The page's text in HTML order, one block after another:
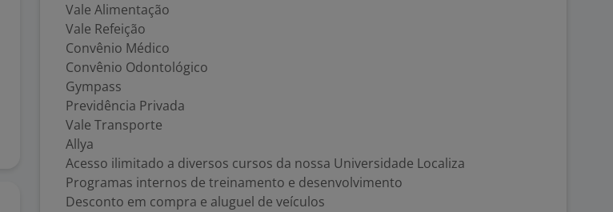
Vale Alimentação
Vale Refeição
Convênio Médico
Convênio Odontológico
Gympass
Previdência Privada
Vale Transporte
Allya
Acesso ilimitado a diversos cursos da nossa Universidade Localiza
Programas internos de treinamento e desenvolvimento
Desconto em compra e aluguel de veículos